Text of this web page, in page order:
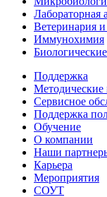
Лабораторная
Ветеринария
Иммунохимия
Поддержка
Методические
Сервисное
Поддержка
Обучение
О компании
Наши
Карьера
Мероприятия
СОУТ